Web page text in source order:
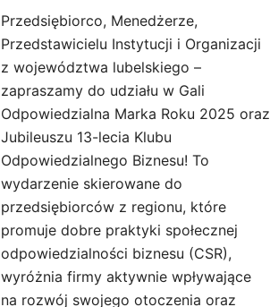
Przedsiębiorco, Menedżerze,
Przedstawicielu Instytucji i Organizacji
z województwa lubelskiego –
zapraszamy do udziału w Gali
Odpowiedzialna Marka Roku 2025 oraz
Jubileuszu 13-lecia Klubu
Odpowiedzialnego Biznesu! To
wydarzenie skierowane do
przedsiębiorców z regionu, które
promuje dobre praktyki społecznej
odpowiedzialności biznesu (CSR),
wyróżnia firmy aktywnie wpływające
na rozwój swojego otoczenia oraz